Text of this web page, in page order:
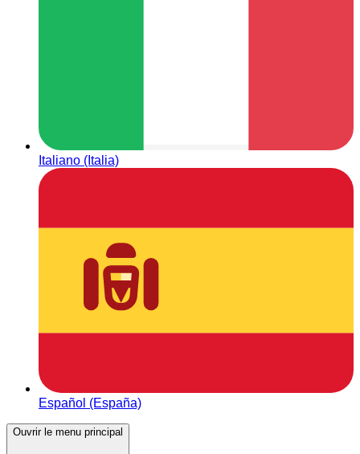
Italiano (Italia)
Español (España)
Ouvrir le menu principal